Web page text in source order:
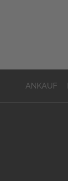
ANKAUF